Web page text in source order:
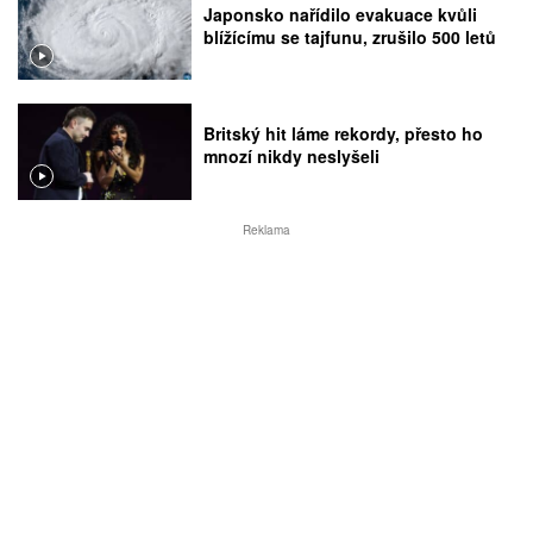
Japonsko nařídilo evakuace kvůli
blížícímu se tajfunu, zrušilo 500 letů
Britský hit láme rekordy, přesto ho
mnozí nikdy neslyšeli
Reklama